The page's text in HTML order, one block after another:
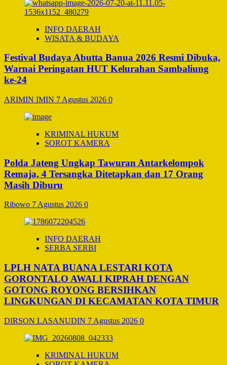
INFO DAERAH
WISATA & BUDAYA
Festival Budaya Abutta Banua 2026 Resmi Dibuka,
Warnai Peringatan HUT Kelurahan Sambaliung
ke-24
ARIMIN IMIN 7 Agustus 2026 0
KRIMINAL HUKUM
SOROT KAMERA
Polda Jateng Ungkap Tawuran Antarkelompok
Remaja, 4 Tersangka Ditetapkan dan 17 Orang
Masih Diburu
Ribowo 7 Agustus 2026 0
INFO DAERAH
SERBA SERBI
LPLH NATA BUANA LESTARI KOTA
GORONTALO AWALI KIPRAH DENGAN
GOTONG ROYONG BERSIHKAN
LINGKUNGAN DI KECAMATAN KOTA TIMUR
DIRSON LASANUDIN 7 Agustus 2026 0
KRIMINAL HUKUM